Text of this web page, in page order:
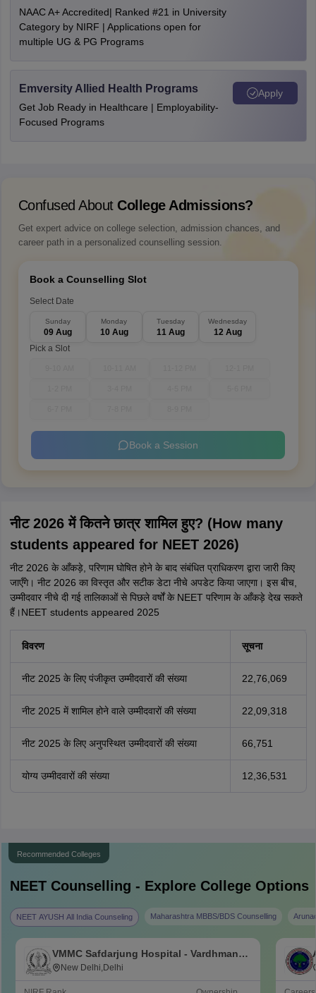
NAAC A+ Accredited| Ranked #21 in University
Category by NIRF | Applications open for
multiple UG & PG Programs
Emversity Allied Health Programs
Get Job Ready in Healthcare | Employability-
Focused Programs
Apply
Confused About College Admissions?
Get expert advice on college selection, admission chances, and
career path in a personalized counselling session.
Book a Counselling Slot
Select Date
Sunday
09 Aug
Monday
10 Aug
Tuesday
11 Aug
Wednesday
12 Aug
Pick a Slot
Book a Session
नीट 2026 में कितने छात्र शामिल हुए? (How many
students appeared for NEET 2026)
नीट 2026 के आँकड़े, परिणाम घोषित होने के बाद संबंधित प्राधिकरण द्वारा जारी किए
जाएँगे। नीट 2026 का विस्तृत और सटीक डेटा नीचे अपडेट किया जाएगा। इस बीच,
उम्मीदवार नीचे दी गई तालिकाओं से पिछले वर्षों के NEET परिणाम के आँकड़े देख सकते
हैं।NEET students appeared 2025
विवरण सूचना
नीट 2025 के लिए पंजीकृत उम्मीदवारों की संख्या 22,76,069
नीट 2025 में शामिल होने वाले उम्मीदवारों की संख्या 22,09,318
नीट 2025 के लिए अनुपस्थित उम्मीदवारों की संख्या 66,751
योग्य उम्मीदवारों की संख्या 12,36,531
Recommended Colleges
NEETCounselling - Explore College Options
NEET AYUSH All India Counseling Maharashtra MBBS/BDS Counselling
VMMC Safdarjung Hospital - Vardhman
Mahavir Medical College and Safdarjung
New Delhi,Delhi